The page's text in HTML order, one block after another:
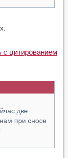
с цитированием
две
при сносе